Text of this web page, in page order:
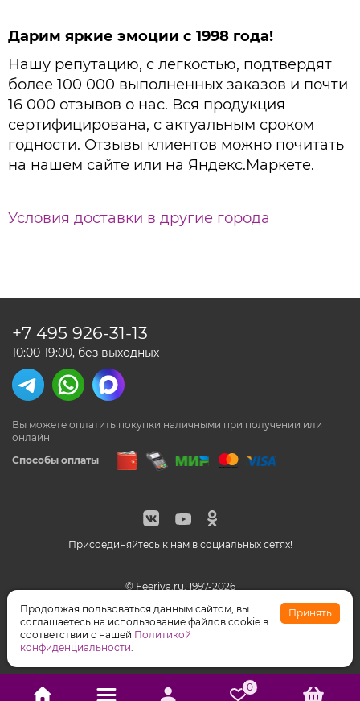
Дарим яркие эмоции с 1998 года!
Нашу репутацию, с легкостью, подтвердят
более 100 000 выполненных заказов и почти
16 000 отзывов о нас. Вся продукция
сертифицирована, с актуальным сроком
годности. Отзывы клиентов можно почитать
на нашем сайте или на Яндекс.Маркете.
Условия доставки в другие города
Присоединяйтесь к нам в социальных сетях!
© Feeriya.ru, 1997-2026
Способы оплаты
Вы можете оплатить покупки наличными при получении или
онлайн
+7 495 926-31-13
10:00-19:00, без выходных
WhatsApp принадлежат компании Meta, признанной
экстремистской организацией на территории РФ
Продолжая пользоваться данным сайтом, вы
соглашаетесь на использование файлов cookie в
соответствии с нашей Политикой
конфиденциальности.
Принять
0